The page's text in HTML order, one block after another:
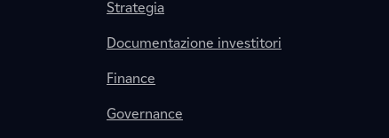
Strategia
Documentazione investitori
Finance
Governance